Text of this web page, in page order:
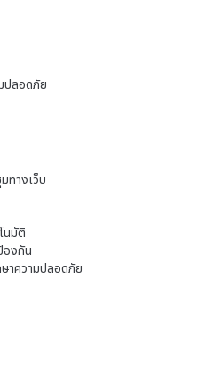
ปลอดภัย
ทางเว็บ
นมัติ
องกัน
าความปลอดภัย